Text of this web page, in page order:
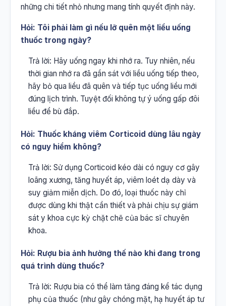
những chi tiết nhỏ nhưng mang tính quyết định này.
Hỏi: Tôi phải làm gì nếu lỡ quên một liều uống
thuốc trong ngày?
Trả lời: Hãy uống ngay khi nhớ ra. Tuy nhiên, nếu
thời gian nhớ ra đã gần sát với liều uống tiếp theo,
hãy bỏ qua liều đã quên và tiếp tục uống liều mới
đúng lịch trình. Tuyệt đối không tự ý uống gấp đôi
liều để bù đắp.
Hỏi: Thuốc kháng viêm Corticoid dùng lâu ngày
có nguy hiểm không?
Trả lời: Sử dụng Corticoid kéo dài có nguy cơ gây
loãng xương, tăng huyết áp, viêm loét dạ dày và
suy giảm miễn dịch. Do đó, loại thuốc này chỉ
được dùng khi thật cần thiết và phải chịu sự giám
sát y khoa cực kỳ chặt chẽ của bác sĩ chuyên
khoa.
Hỏi: Rượu bia ảnh hưởng thế nào khi đang trong
quá trình dùng thuốc?
Trả lời: Rượu bia có thể làm tăng đáng kể tác dụng
phụ của thuốc (như gây chóng mặt, hạ huyết áp tư